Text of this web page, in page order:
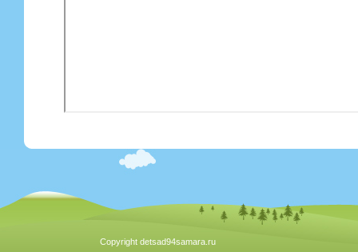
Copyright detsad94samara.ru